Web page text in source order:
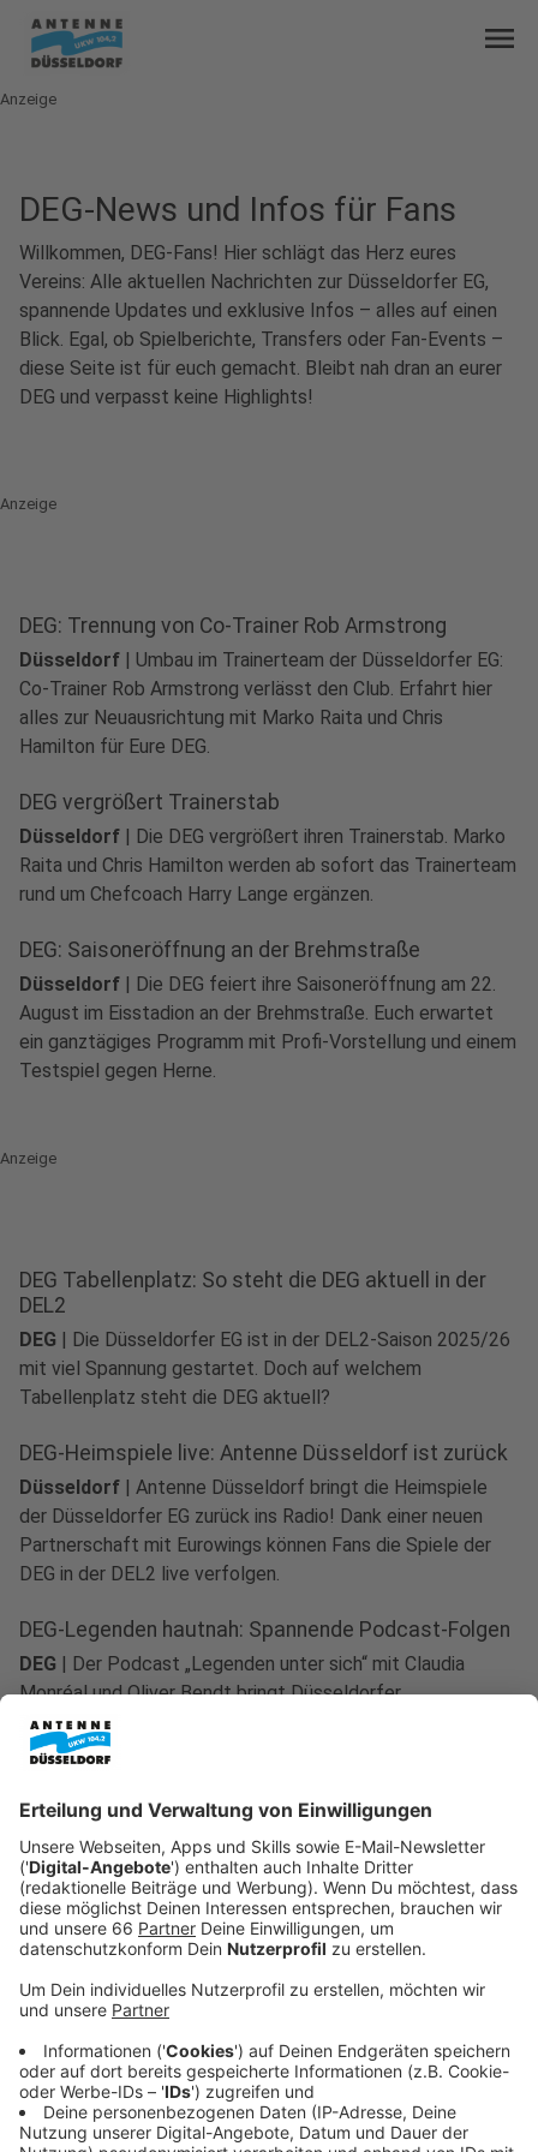
menu
Anzeige
DEG-News und Infos für Fans
Willkommen, DEG-Fans! Hier schlägt das Herz eures
Vereins: Alle aktuellen Nachrichten zur Düsseldorfer EG,
spannende Updates und exklusive Infos – alles auf einen
Blick. Egal, ob Spielberichte, Transfers oder Fan-Events –
diese Seite ist für euch gemacht. Bleibt nah dran an eurer
DEG und verpasst keine Highlights!
Anzeige
DEG: Trennung von Co-Trainer Rob Armstrong
Düsseldorf | Umbau im Trainerteam der Düsseldorfer EG:
Co-Trainer Rob Armstrong verlässt den Club. Erfahrt hier
alles zur Neuausrichtung mit Marko Raita und Chris
Hamilton für Eure DEG.
DEG vergrößert Trainerstab
Düsseldorf | Die DEG vergrößert ihren Trainerstab. Marko
Raita und Chris Hamilton werden ab sofort das Trainerteam
rund um Chefcoach Harry Lange ergänzen.
DEG: Saisoneröffnung an der Brehmstraße
Düsseldorf | Die DEG feiert ihre Saisoneröffnung am 22.
August im Eisstadion an der Brehmstraße. Euch erwartet
ein ganztägiges Programm mit Profi-Vorstellung und einem
Testspiel gegen Herne.
Anzeige
DEG Tabellenplatz: So steht die DEG aktuell in der
DEL2
DEG | Die Düsseldorfer EG ist in der DEL2-Saison 2025/26
mit viel Spannung gestartet. Doch auf welchem
Tabellenplatz steht die DEG aktuell?
DEG-Heimspiele live: Antenne Düsseldorf ist zurück
Düsseldorf | Antenne Düsseldorf bringt die Heimspiele
der Düsseldorfer EG zurück ins Radio! Dank einer neuen
Partnerschaft mit Eurowings können Fans die Spiele der
DEG in der DEL2 live verfolgen.
DEG-Legenden hautnah: Spannende Podcast-Folgen
DEG | Der Podcast „Legenden unter sich“ mit Claudia
Monréal und Oliver Bendt bringt Düsseldorfer
Sportlegenden ans Mikrofon. Auf unserer DEG-Sonderseite
gibt es spannende Einblicke in die Welt des Eishockeys und
DEG verpflichtet Stürmer Jason Bast
Düsseldorf|Die Düsseldorfer EG hat Stürmer Jason Bast
verpflichtet. Der 36-Jährige kommt von den Augsburger
Panthern und bringt die Erfahrung aus über 460 DEL-
Spielen mit an den Rhein.
DEG verpflichtet Andrew Bodnarchuk
Düsseldorf|Die Düsseldorfer EG verstärkt ihre Defensive
mit Andrew Bodnarchuk. Der erfahrene Verteidiger kommt
von den Kassel Huskies. Erfahrt hier alle Details zum
Neuzugang für die neue Saison.